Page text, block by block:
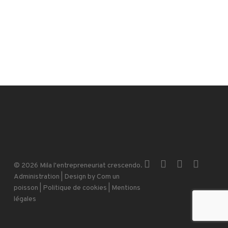
© 2026 Mila l'entrepreneuriat crescendo.
Administration | Design by Com un
poisson
Politique de cookies
Mentions
légales
x-
facebookinstagram
email